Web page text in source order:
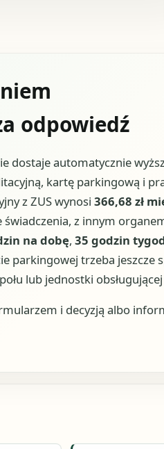
odpowiedź
dostaje automatycznie
kartę parkingową i
z ZUS wynosi 366,68 zł
świadczenia, z innym
na dobę, 35 godzin
parkingowej trzeba jeszcze
lub jednostki
i decyzją albo